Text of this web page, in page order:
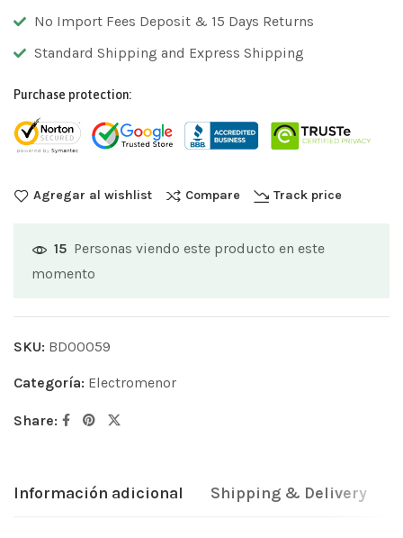
No Import Fees Deposit & 15 Days Returns
Standard Shipping and Express Shipping
Purchase protection:
Agregar al wishlist Compare Track price
15 Personas viendo este producto en este
momento
SKU: BD00059
Categoría: Electromenor
Share:
Información adicional Shipping & Delivery